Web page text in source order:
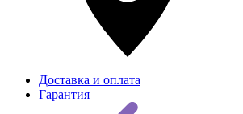
Доставка и оплата
Гарантия